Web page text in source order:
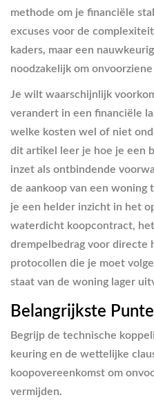
methode om je financiële
excuses voor de
kaders, maar een
noodzakelijk om
Je wilt waarschijnlijk
verandert in een financiële
welke kosten wel of niet
dit artikel leer je hoe je een
inzet als ontbindende
de aankoop van een woning
je een helder inzicht in het
waterdicht koopcontract,
drempelbedrag voor directe
protocollen die je moet
staat van de woning lager
Belangrijkste
Begrijp de technische
keuring en de wettelijke
koopovereenkomst om
vermijden.